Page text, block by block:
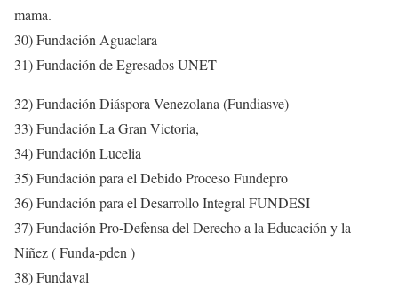
mama.
30) Fundación Aguaclara
31) Fundación de Egresados UNET
32) Fundación Diáspora Venezolana (Fundiasve)
33) Fundación La Gran Victoria,
34) Fundación Lucelia
35) Fundación para el Debido Proceso Fundepro
36) Fundación para el Desarrollo Integral FUNDESI
37) Fundación Pro-Defensa del Derecho a la Educación y la
Niñez ( Funda-pden )
38) Fundaval